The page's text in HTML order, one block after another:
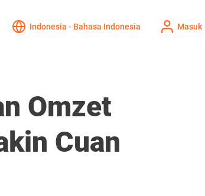
Indonesia - Bahasa Indonesia Masuk
Omzet
Cuan